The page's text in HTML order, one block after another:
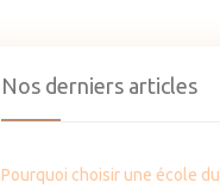
Nos derniers articles
Pourquoi choisir une école du